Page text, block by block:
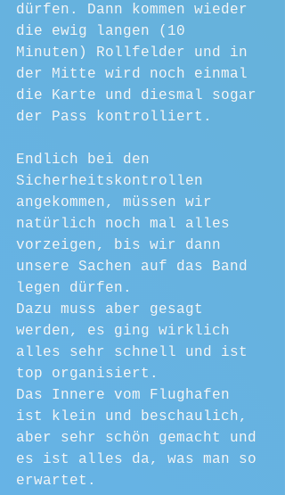
dürfen. Dann kommen wieder
die ewig langen (10
Minuten) Rollfelder und in
der Mitte wird noch einmal
die Karte und diesmal sogar
der Pass kontrolliert.
Endlich bei den
Sicherheitskontrollen
angekommen, müssen wir
natürlich noch mal alles
vorzeigen, bis wir dann
unsere Sachen auf das Band
legen dürfen.
Dazu muss aber gesagt
werden, es ging wirklich
alles sehr schnell und ist
top organisiert.
Das Innere vom Flughafen
ist klein und beschaulich,
aber sehr schön gemacht und
es ist alles da, was man so
erwartet.